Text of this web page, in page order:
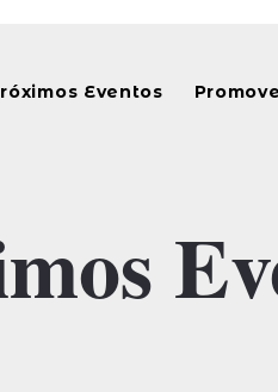
Eventos